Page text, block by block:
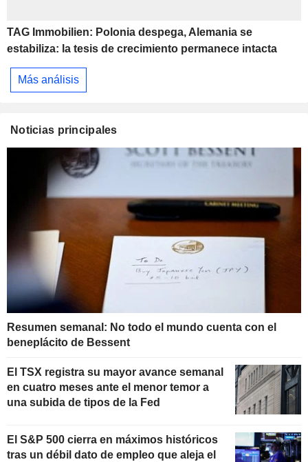
TAG Immobilien: Polonia despega, Alemania se
estabiliza: la tesis de crecimiento permanece intacta
Más análisis
Noticias principales
Resumen semanal: No todo el mundo cuenta con el
beneplácito de Bessent
El TSX registra su mayor avance semanal
en cuatro meses ante el menor temor a
una subida de tipos de la Fed
El S&P 500 cierra en máximos históricos
tras un débil dato de empleo que aleja el